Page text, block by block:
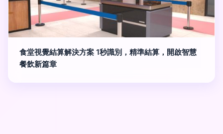
食堂視覺結算解決方案 1秒識別，精準結算，開啟智慧
餐飲新篇章